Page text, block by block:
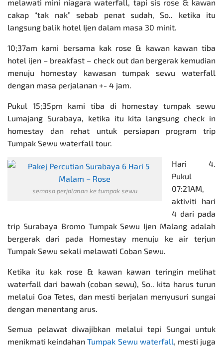
melawati mini niagara waterfall, tapi sis rose & kawan
cakap “tak nak” sebab penat sudah, So.. ketika itu
langsung balik hotel Ijen dalam masa 30 minit.
10;37am kami bersama kak rose & kawan kawan tiba
hotel ijen – breakfast – check out dan bergerak kemudian
menuju homestay kawasan tumpak sewu waterfall
dengan masa perjalanan +- 4 jam.
Pukul 15;35pm kami tiba di homestay tumpak sewu
Lumajang Surabaya, ketika itu kita langsung check in
homestay dan rehat untuk persiapan program trip
Tumpak Sewu waterfall tour.
semasa perjalanan ke tumpak sewu
Hari 4.
Pukul
07:21AM,
aktiviti hari
4 dari pada
trip Surabaya Bromo Tumpak Sewu Ijen Malang adalah
bergerak dari pada Homestay menuju ke air terjun
Tumpak Sewu sekali melawati Coban Sewu.
Ketika itu kak rose & kawan kawan teringin melihat
waterfall dari bawah (coban sewu), So.. kita harus turun
melalui Goa Tetes, dan mesti berjalan menyusuri sungai
dengan menentang arus.
Semua pelawat diwajibkan melalui tepi Sungai untuk
menikmati keindahan Tumpak Sewu waterfall, mesti juga